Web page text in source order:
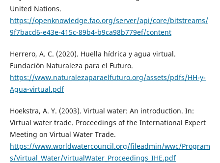
United Nations.
https://openknowledge.fao.org/server/api/core/bitstreams/
9f7bacd6-e43e-415c-89b4-b9ca98b779ef/content
Herrero, A. C. (2020). Huella hídrica y agua virtual.
Fundación Naturaleza para el Futuro.
https://www.naturalezaparaelfuturo.org/assets/pdfs/HH-y-
Agua-virtual.pdf
Hoekstra, A. Y. (2003). Virtual water: An introduction. In:
Virtual water trade. Proceedings of the International Expert
Meeting on Virtual Water Trade.
https://www.worldwatercouncil.org/fileadmin/wwc/Program
s/Virtual_Water/VirtualWater_Proceedings_IHE.pdf